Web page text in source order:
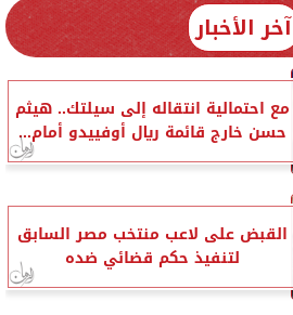
آخر الأخبار
مع احتمالية انتقاله إلى سيلتك.. هيثم
حسن خارج قائمة ريال أوفييدو أمام...
القبض على لاعب منتخب مصر السابق
لتنفيذ حكم قضائي ضده